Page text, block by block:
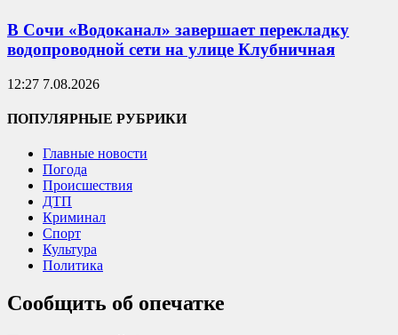
В Сочи «Водоканал» завершает перекладку
водопроводной сети на улице Клубничная
12:27 7.08.2026
ПОПУЛЯРНЫЕ РУБРИКИ
Главные новости
Погода
Происшествия
ДТП
Криминал
Спорт
Культура
Политика
Сообщить об опечатке